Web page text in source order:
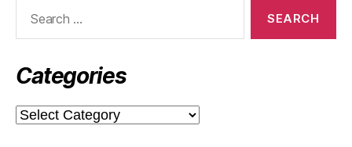
for:
Categories
Categories